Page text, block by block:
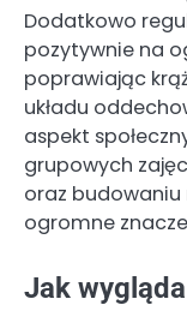
Dodatkowo
pozytywnie na
poprawiając
układu
aspekt
grupowych
oraz
ogromne
Jak